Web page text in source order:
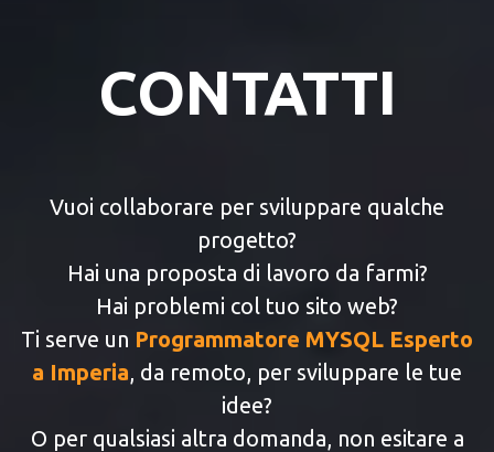
CONTATTI
Vuoi collaborare per sviluppare qualche
progetto?
Hai una proposta di lavoro da farmi?
Hai problemi col tuo sito web?
Ti serve un Programmatore MYSQL Esperto
a Imperia , da remoto, per sviluppare le tue
idee?
O per qualsiasi altra domanda, non esitare a